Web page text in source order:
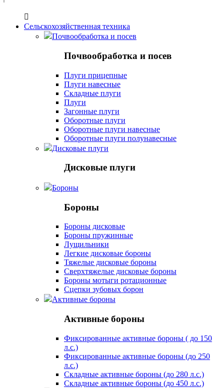

Сельскохозяйственная техника
Почвообработка и посев
Почвообработка и посев
Плуги прицепные
Плуги навесные
Складные плуги
Плуги
Загонные плуги
Оборотные плуги
Оборотные плуги навесные
Оборотные плуги полунавесные
Дисковые плуги
Дисковые плуги
Бороны
Бороны
Бороны дисковые
Бороны пружинные
Лущильники
Легкие дисковые бороны
Тяжелые дисковые бороны
Сверхтяжелые дисковые бороны
Бороны мотыги ротационные
Сцепки зубовых борон
Активные бороны
Активные бороны
Фиксированные активные бороны ( до 150
л.с.)
Фиксированные активные бороны (до 250
л.с.)
Складные активные бороны (до 280 л.с.)
Складные активные бороны (до 450 л.с.)